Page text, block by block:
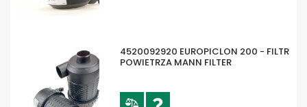
4520092920 EUROPICLON 200 - FILTR
POWIETRZA MANN FILTER